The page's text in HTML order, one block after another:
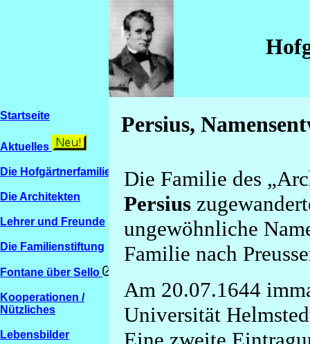
Startseite
Aktuelles
Die Hofgärtnerfamilien
Die Architekten
Lehrer und Freunde
Die Familienstiftung
Fontane über Sello
Kooperationen /
Nützliches
Lebensbilder
Persius,
Die Familie des
Persius
ungewöhnliche
Familie nach
Am 20.07.1644
Universität